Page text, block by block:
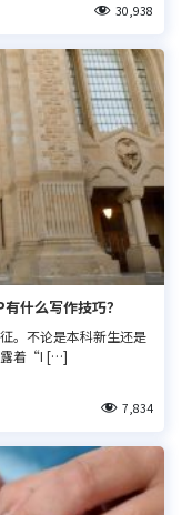
30,938
什么写作技巧？
。不论是本科新生还是
露着“I […]
7,834